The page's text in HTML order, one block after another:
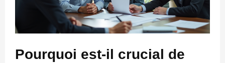
Pourquoi est-il crucial de